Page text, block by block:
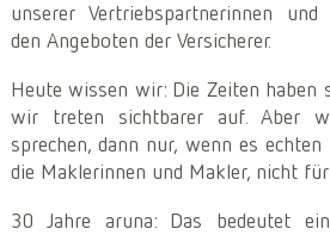
unserer Vertriebspartnerinnen und
den Angeboten der Versicherer.
Heute wissen wir: Die Zeiten haben
wir treten sichtbarer auf. Aber
sprechen, dann nur, wenn es
die Maklerinnen und Makler, nicht
30 Jahre aruna: Das bedeutet